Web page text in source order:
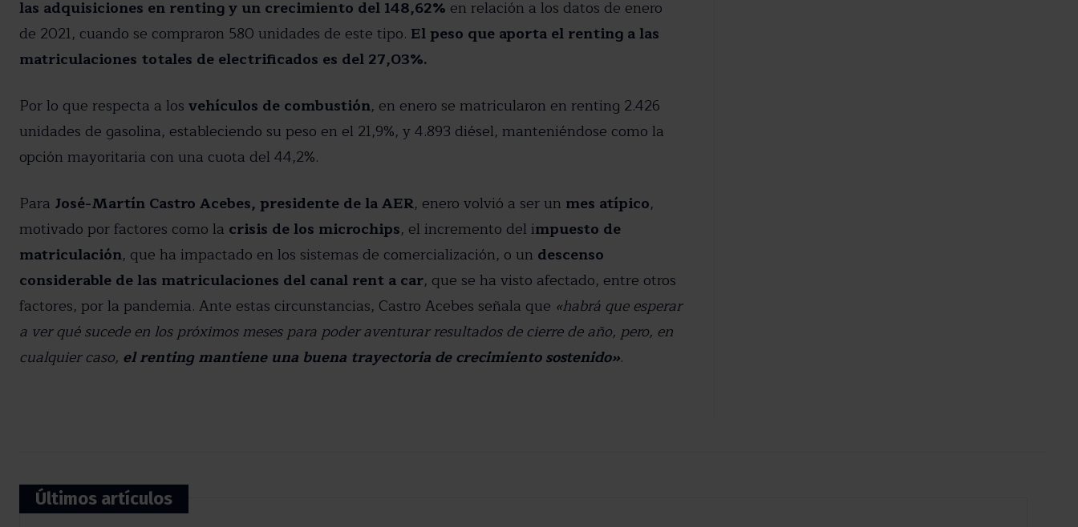
las adquisiciones en renting y un crecimiento del 148,62% en relación a los datos de enero
de 2021, cuando se compraron 580 unidades de este tipo. El peso que aporta el renting a las
matriculaciones totales de electrificados es del 27,03%.
Por lo que respecta a los vehículos de combustión, en enero se matricularon en renting 2.426
unidades de gasolina, estableciendo su peso en el 21,9%, y 4.893 diésel, manteniéndose como la
opción mayoritaria con una cuota del 44,2%.
Para José-Martín Castro Acebes, presidente de la AER, enero volvió a ser un mes atípico,
motivado por factores como la crisis de los microchips, el incremento del impuesto de
matriculación, que ha impactado en los sistemas de comercialización, o un descenso
considerable de las matriculaciones del canal rent a car, que se ha visto afectado, entre otros
factores, por la pandemia. Ante estas circunstancias, Castro Acebes señala que «habrá que esperar
a ver qué sucede en los próximos meses para poder aventurar resultados de cierre de año, pero, en
cualquier caso, el renting mantiene una buena trayectoria de crecimiento sostenido».
Últimos artículos